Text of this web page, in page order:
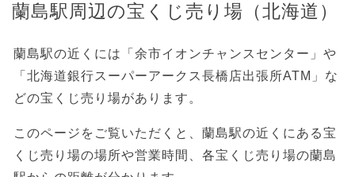
蘭島駅周辺の宝くじ売り場（北海道）
蘭島駅の近くには「余市イオンチャンスセンター」や
「北海道銀行スーパーアークス長橋店出張所ATM」な
どの宝くじ売り場があります。
このページをご覧いただくと、蘭島駅の近くにある宝
くじ売り場の場所や営業時間、各宝くじ売り場の蘭島